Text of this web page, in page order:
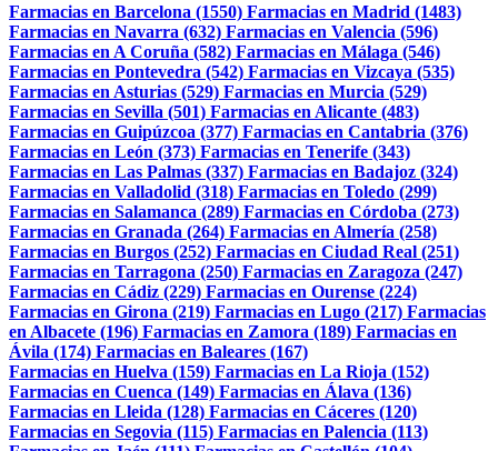
Farmacias en Barcelona (1550) Farmacias en Madrid (1483)
Farmacias en Navarra (632) Farmacias en Valencia (596)
Farmacias en A Coruña (582) Farmacias en Málaga (546)
Farmacias en Pontevedra (542) Farmacias en Vizcaya (535)
Farmacias en Asturias (529) Farmacias en Murcia (529)
Farmacias en Sevilla (501) Farmacias en Alicante (483)
Farmacias en Guipúzcoa (377) Farmacias en Cantabria (376)
Farmacias en León (373) Farmacias en Tenerife (343)
Farmacias en Las Palmas (337) Farmacias en Badajoz (324)
Farmacias en Valladolid (318) Farmacias en Toledo (299)
Farmacias en Salamanca (289) Farmacias en Córdoba (273)
Farmacias en Granada (264) Farmacias en Almería (258)
Farmacias en Burgos (252) Farmacias en Ciudad Real (251)
Farmacias en Tarragona (250) Farmacias en Zaragoza (247)
Farmacias en Cádiz (229) Farmacias en Ourense (224)
Farmacias en Girona (219) Farmacias en Lugo (217) Farmacias
en Albacete (196) Farmacias en Zamora (189) Farmacias en
Ávila (174) Farmacias en Baleares (167)
Farmacias en Huelva (159) Farmacias en La Rioja (152)
Farmacias en Cuenca (149) Farmacias en Álava (136)
Farmacias en Lleida (128) Farmacias en Cáceres (120)
Farmacias en Segovia (115) Farmacias en Palencia (113)